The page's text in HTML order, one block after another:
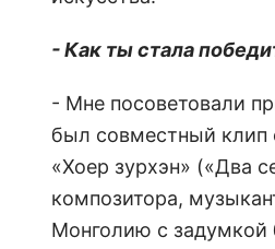
- Как ты стала
- Мне посоветовали
был совместный
«Хоер зурхэн» («Два
композитора,
Монголию с задумкой